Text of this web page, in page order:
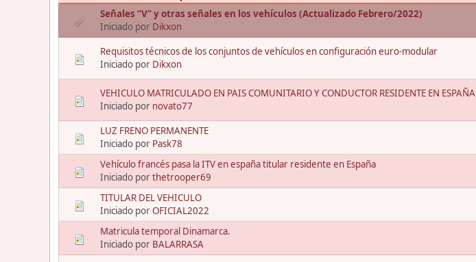
Señales “V” y otras señales en los vehículos (Actualizado Febrero/2022)
Iniciado por Dikxon
Requisitos técnicos de los conjuntos de vehículos en configuración euro-modular
Iniciado por Dikxon
VEHICULO MATRICULADO EN PAIS COMUNITARIO Y CONDUCTOR RESIDENTE EN ESPAÑA
Iniciado por novato77
LUZ FRENO PERMANENTE
Iniciado por Pask78
Vehículo francés pasa la ITV en españa titular residente en España
Iniciado porthetrooper69
TITULAR DEL VEHICULO
Iniciado porOFICIAL2022
Matricula temporal Dinamarca.
Iniciado por BALARRASA